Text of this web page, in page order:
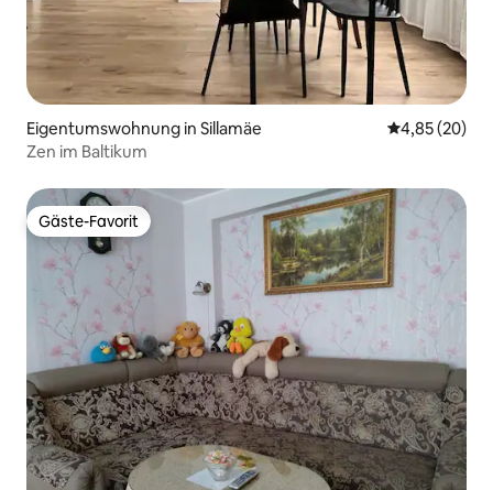
Eigentumswohnung in Sillamäe
4,85 (20)
Zen im Baltikum
Gäste-Favorit
Gäste-Favorit